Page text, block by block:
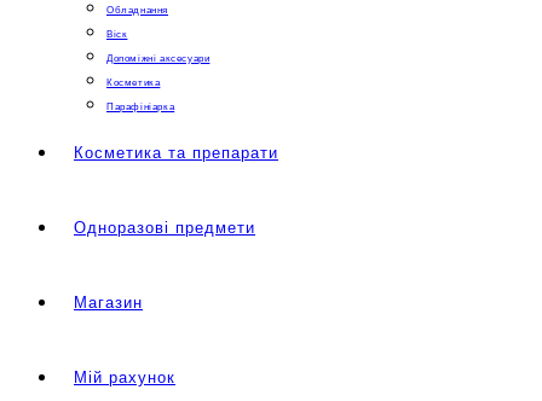
Обладнання
Віск
Допоміжні аксесуари
Косметика
Парафініарка
Косметика та препарати
Одноразові предмети
Магазин
Мій рахунок